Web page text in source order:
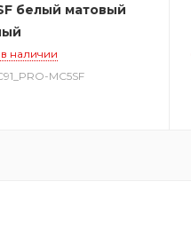
белый матовый
наличии
MC5SF